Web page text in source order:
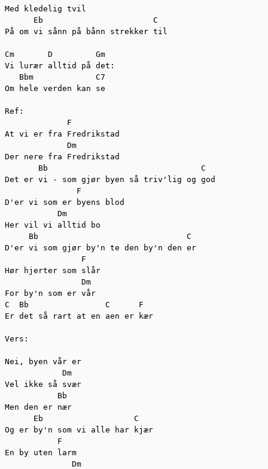
Med kledelig tvil
      Eb                       C
På om vi sånn på bånn strekker til
Cm       D         Gm
Vi lurær alltid på det:
   Bbm             C7
Om hele verden kan se
Ref:
             F
At vi er fra Fredrikstad
             Dm
Der nere fra Fredrikstad
       Bb                                C
Det er vi - som gjør byen så triv'lig og god
               F
D'er vi som er byens blod
           Dm
Her vil vi alltid bo
     Bb                               C
D'er vi som gjør by'n te den by'n den er
                F
Hør hjerter som slår
                Dm
For by'n som er vår
C  Bb                C      F
Er det så rart at en aen er kær
Vers:
Nei, byen vår er
            Dm
Vel ikke så svær
           Bb
Men den er nær
      Eb                   C
Og er by'n som vi alle har kjær
           F
En by uten larm
              Dm